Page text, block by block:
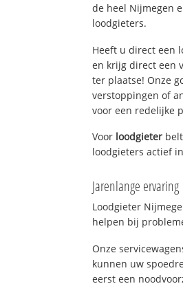
de heel Nijmegen
loodgieters.
Heeft u direct een
en krijg direct een
ter plaatse! Onze
verstoppingen of
voor een redelijke
Voor loodgieter
loodgieters actief
Jarenlange ervaring
Loodgieter
helpen bij
Onze
kunnen uw
eerst een